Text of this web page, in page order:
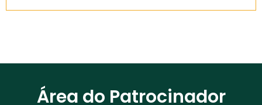
Área do Patrocinador